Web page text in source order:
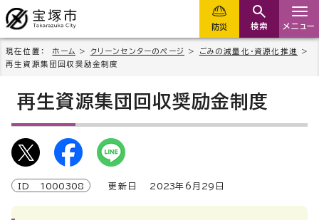
防災 検索 メニュー
現在位置： ホーム > クリーンセンターのページ > ごみの減量化・資源化推進
>
再生資源集団回収奨励金制度
再生資源集団回収奨励金制度
ID 1000308 更新日 2023年6月 29 日